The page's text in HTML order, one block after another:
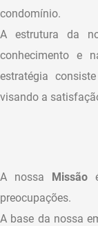
condomínio.
A estrutura da
conhecimento e
estratégia
visando a
A nossa Missão
preocupações.
A base da nossa